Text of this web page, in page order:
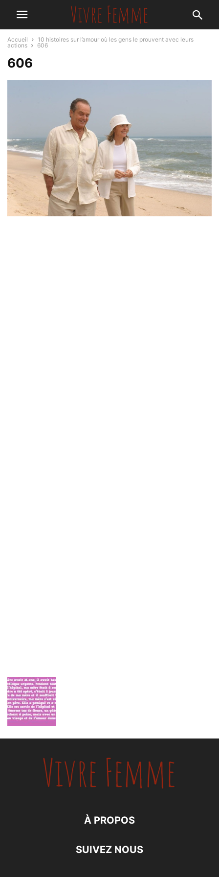
Accueil
10 histoires sur l’amour où les gens le prouvent avec leurs
actions
606
606
À PROPOS
SUIVEZ NOUS